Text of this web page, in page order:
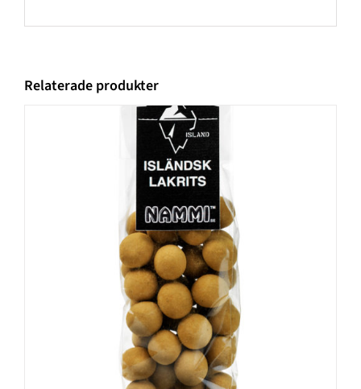
Relaterade produkter